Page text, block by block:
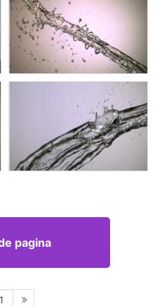
pagina
1